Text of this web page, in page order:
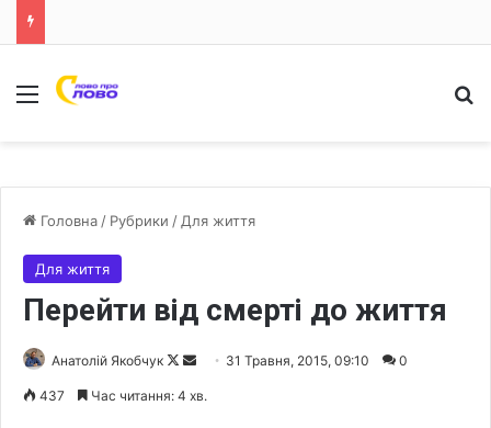
Меню
Головна / Рубрики / Для життя
Для життя
Перейти від смерті до життя
Анатолій Якобчук
F
o
31 Травня, 2015, 09:10 0
437 Час читання: 4 хв.